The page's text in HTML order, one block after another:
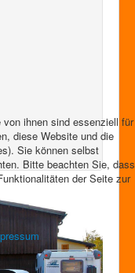
ihnen sind essenziell für
diese Website und die
Sie können selbst
Bitte beachten Sie, dass
der Seite zur